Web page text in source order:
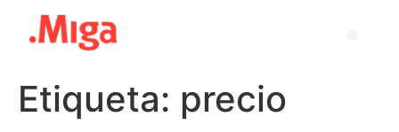
Etiqueta: precio